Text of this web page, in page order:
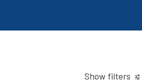
Show filters